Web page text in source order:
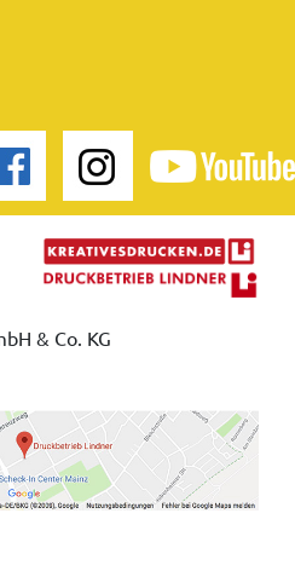
& Co. KG